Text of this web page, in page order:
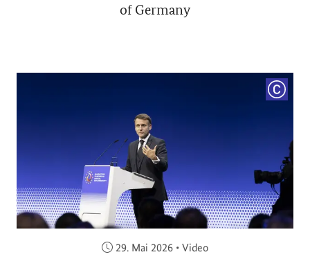
of Germany
Veröffentlicht am:
29. Mai 2026 • Video